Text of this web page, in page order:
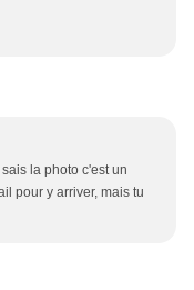
la photo c'est un
pour y arriver, mais tu